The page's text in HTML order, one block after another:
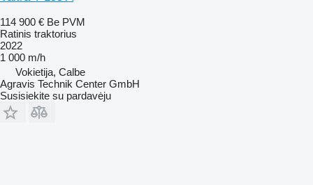
114 900 € Be PVM
Ratinis traktorius
2022
1 000 m/h
Vokietija, Calbe
Agravis Technik Center GmbH
Susisiekite su pardavėju